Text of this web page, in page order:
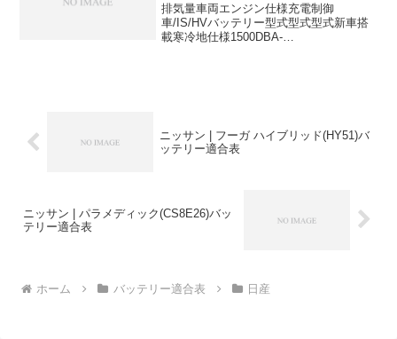
排気量車両エンジン仕様充電制御
車/IS/HVバッテリー型式型式型式新車搭
載寒冷地仕様1500DBA-
ニッサン | フーガ ハイブリッド(HY51)バ
ッテリー適合表
ニッサン | パラメディック(CS8E26)バッ
テリー適合表
ホーム バッテリー適合表 日産